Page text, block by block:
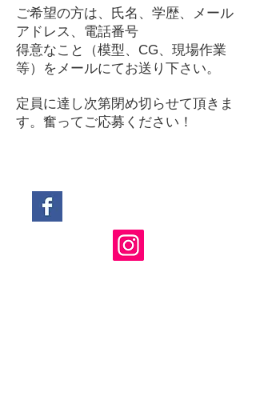
ご希望の方は、氏名、学歴、メール
アドレス、電話番号
得意なこと（模型、CG、現場作業
等）をメールにてお送り下さい。
定員に達し次第閉め切らせて頂きま
す。奮ってご応募ください！​